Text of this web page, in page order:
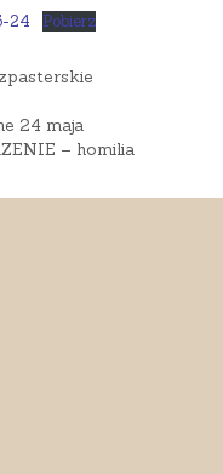
24 Pobierz
24 maja
– homilia